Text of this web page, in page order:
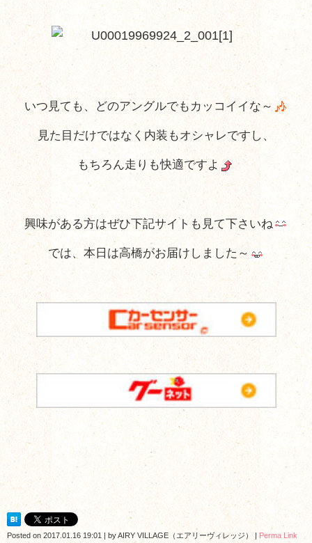
いつ見ても、どのアングルでもカッコイイな～
見た目だけではなく内装もオシャレですし、
もちろん走りも快適ですよ
興味がある方はぜひ下記サイトも見て下さいね
では、本日は高橋がお届けしました～
Posted on 2017.01.16 19:01 byAIRY VILLAGE（エアリーヴィレッジ） Perma Link